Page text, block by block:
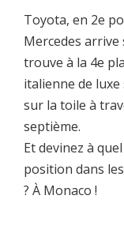
Toyota, en 2e
Mercedes arrive
trouve à la 4e
italienne de
sur la toile à
septième.
Et devinez à
position dans
? À Monaco !